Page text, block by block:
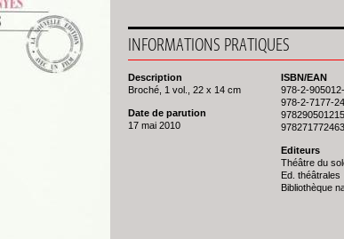
INFORMATIONS PRATIQUES
Description
Broché, 1 vol., 22 x 14 cm
Date de parution
17 mai 2010
ISBN/EAN
978-2-
978-2-7177-
Editeurs
Théâtre du
Ed. théâtrales
Bibliothèque